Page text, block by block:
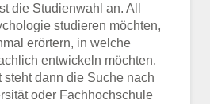
die Studienwahl an. All
studieren möchten,
erörtern, in welche
entwickeln möchten.
steht dann die Suche nach
oder Fachhochschule